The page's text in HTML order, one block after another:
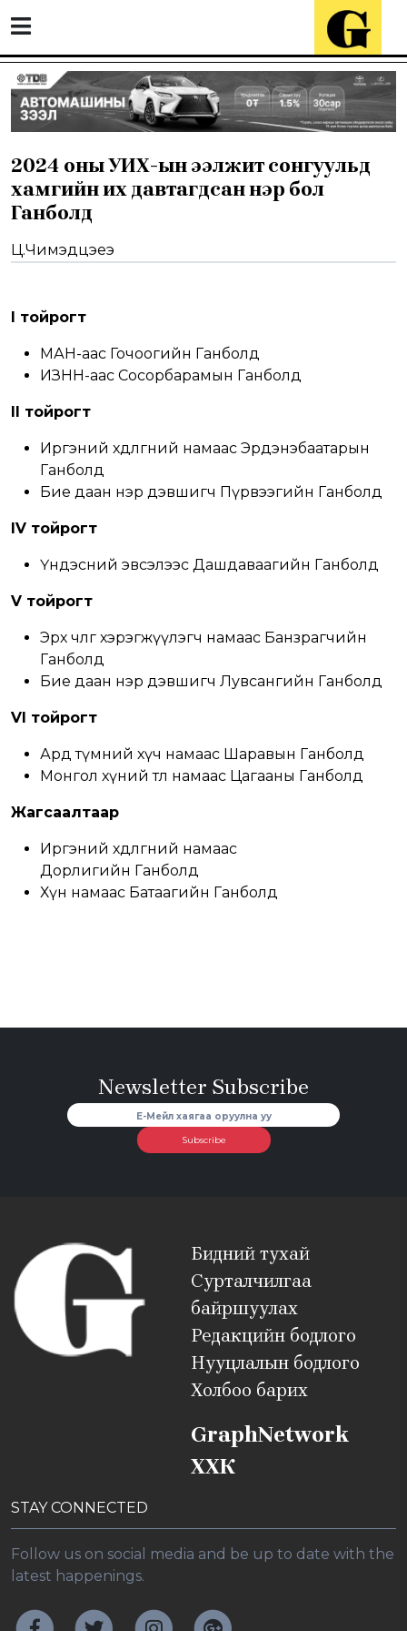
2024 оны УИХ-ын ээлжит сонгуульд
хамгийн их давтагдсан нэр бол
Ганболд
Ц.Чимэдцэеэ
I тойрогт
МАН-аас Гочоогийн Ганболд
ИЗНН-аас Сосорбарамын Ганболд
II тойрогт
Иргэний хөдөлгөөний намаас Эрдэнэбаатарын
Ганболд
Бие даан нэр дэвшигч Пүрвээгийн Ганболд
IV тойрогт
Үндэсний эвсэлээс Дашдаваагийн Ганболд
V тойрогт
Эрх чөлөөг хэрэгжүүлэгч намаас Банзрагчийн
Ганболд
Бие даан нэр дэвшигч Лувсангийн Ганболд
VI тойрогт
Ард түмний хүч намаас Шаравын Ганболд
Монгол хүний төлөө намаас Цагааны Ганболд
Жагсаалтаар
Иргэний хөдөлгөөний намаас
Дорлигийн Ганболд
Хүн намаас Батаагийн Ганболд
Newsletter Subscribe
Subscribe
Бидний тухай
Сурталчилгаа
байршуулах
Редакцийн бодлого
Нууцлалын бодлого
Холбоо барих
GraphNetwork
ХХК
STAY CONNECTED
Follow us on social media and be up to date with the
latest happenings.